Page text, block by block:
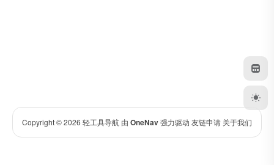
Copyright © 2026 轻工具导航 由 OneNav强力驱动 友链申请 关于我们